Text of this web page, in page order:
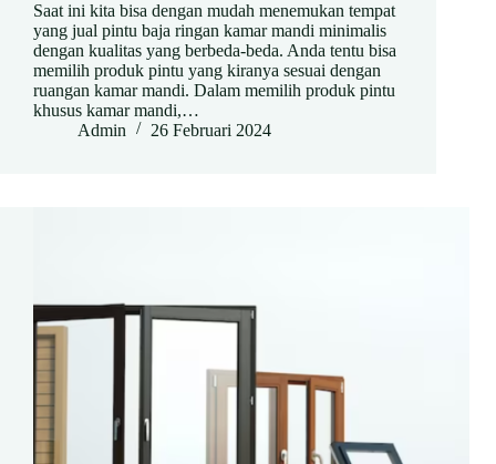
Saat ini kita bisa dengan mudah menemukan tempat
yang jual pintu baja ringan kamar mandi minimalis
dengan kualitas yang berbeda-beda. Anda tentu bisa
memilih produk pintu yang kiranya sesuai dengan
ruangan kamar mandi. Dalam memilih produk pintu
khusus kamar mandi,…
Admin
26 Februari 2024